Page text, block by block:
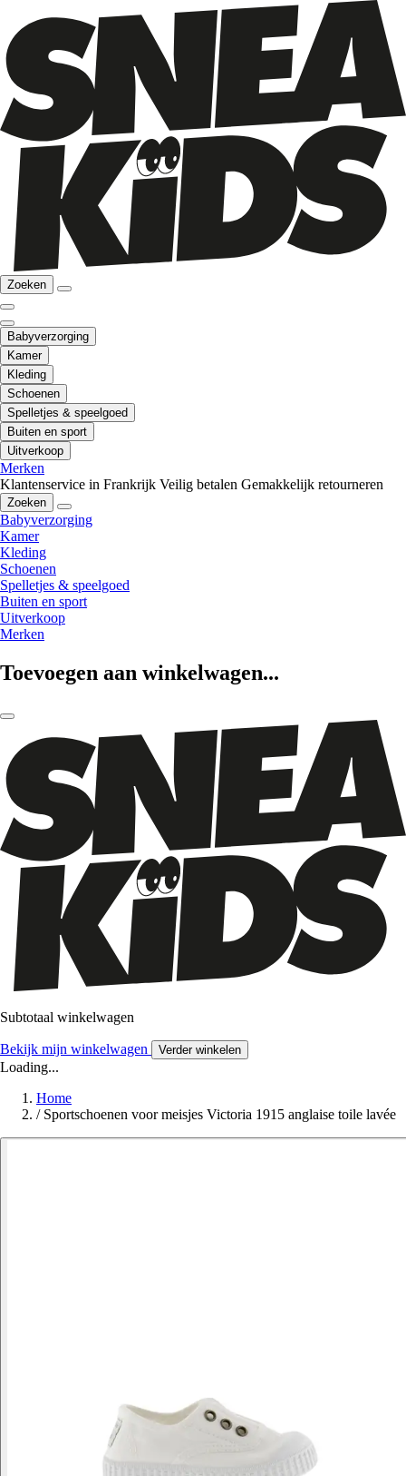
Zoeken
Babyverzorging
Kamer
Kleding
Schoenen
Spelletjes & speelgoed
Buiten en sport
Uitverkoop
Merken
Klantenservice in Frankrijk Veilig betalen Gemakkelijk retourneren
Zoeken
Babyverzorging
Kamer
Kleding
Schoenen
Spelletjes & speelgoed
Buiten en sport
Uitverkoop
Merken
Toevoegen aan winkelwagen...
Subtotaal winkelwagen
Bekijk mijn winkelwagen Verder winkelen
Loading...
Home
/ Sportschoenen voor meisjes Victoria 1915 anglaise toile lavée